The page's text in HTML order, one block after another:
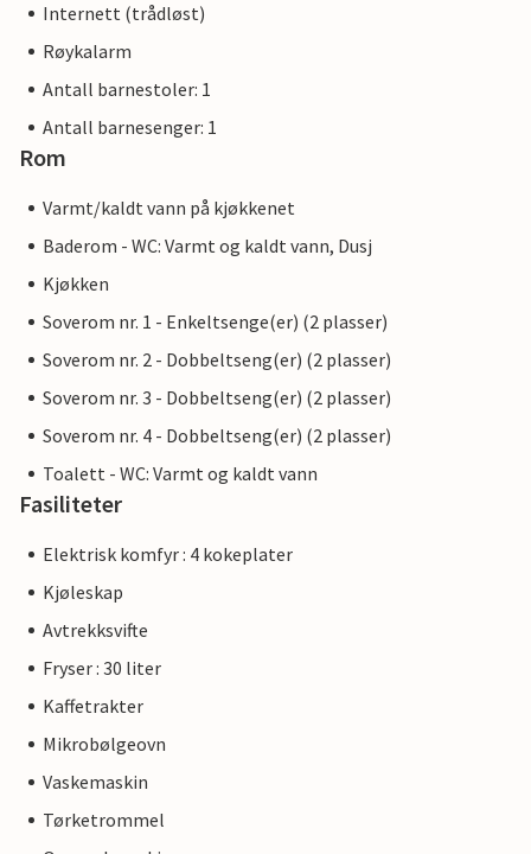
Internett (trådløst)
Røykalarm
Antall barnestoler: 1
Antall barnesenger: 1
Rom
Varmt/kaldt vann på kjøkkenet
Baderom - WC: Varmt og kaldt vann, Dusj
Kjøkken
Soverom nr. 1 - Enkeltsenge(er) (2 plasser)
Soverom nr. 2 - Dobbeltseng(er) (2 plasser)
Soverom nr. 3 - Dobbeltseng(er) (2 plasser)
Soverom nr. 4 - Dobbeltseng(er) (2 plasser)
Toalett - WC: Varmt og kaldt vann
Fasiliteter
Elektrisk komfyr : 4 kokeplater
Kjøleskap
Avtrekksvifte
Fryser : 30 liter
Kaffetrakter
Mikrobølgeovn
Vaskemaskin
Tørketrommel